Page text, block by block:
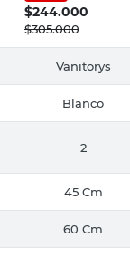
$244.000
$305.000
Vanitorys
Blanco
2
45 Cm
60 Cm